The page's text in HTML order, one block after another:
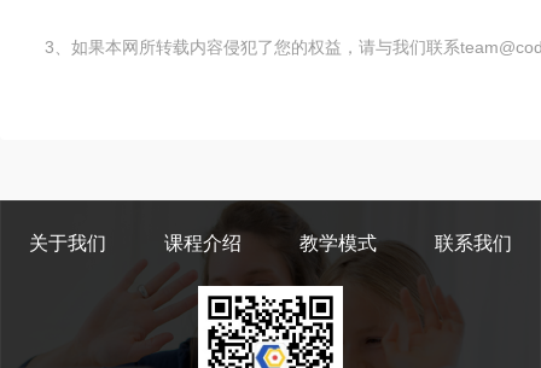
3、如果本网所转载内容侵犯了您的权益，请与我们联系
关于我们 课程介绍 教学模式 联系我们